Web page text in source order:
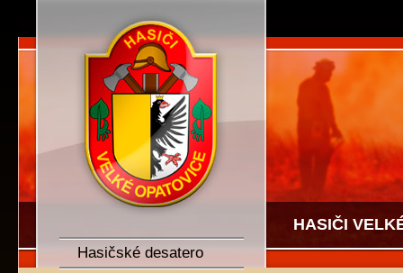
HASIČI
SDH Velké Opatovice
Hasičské desatero